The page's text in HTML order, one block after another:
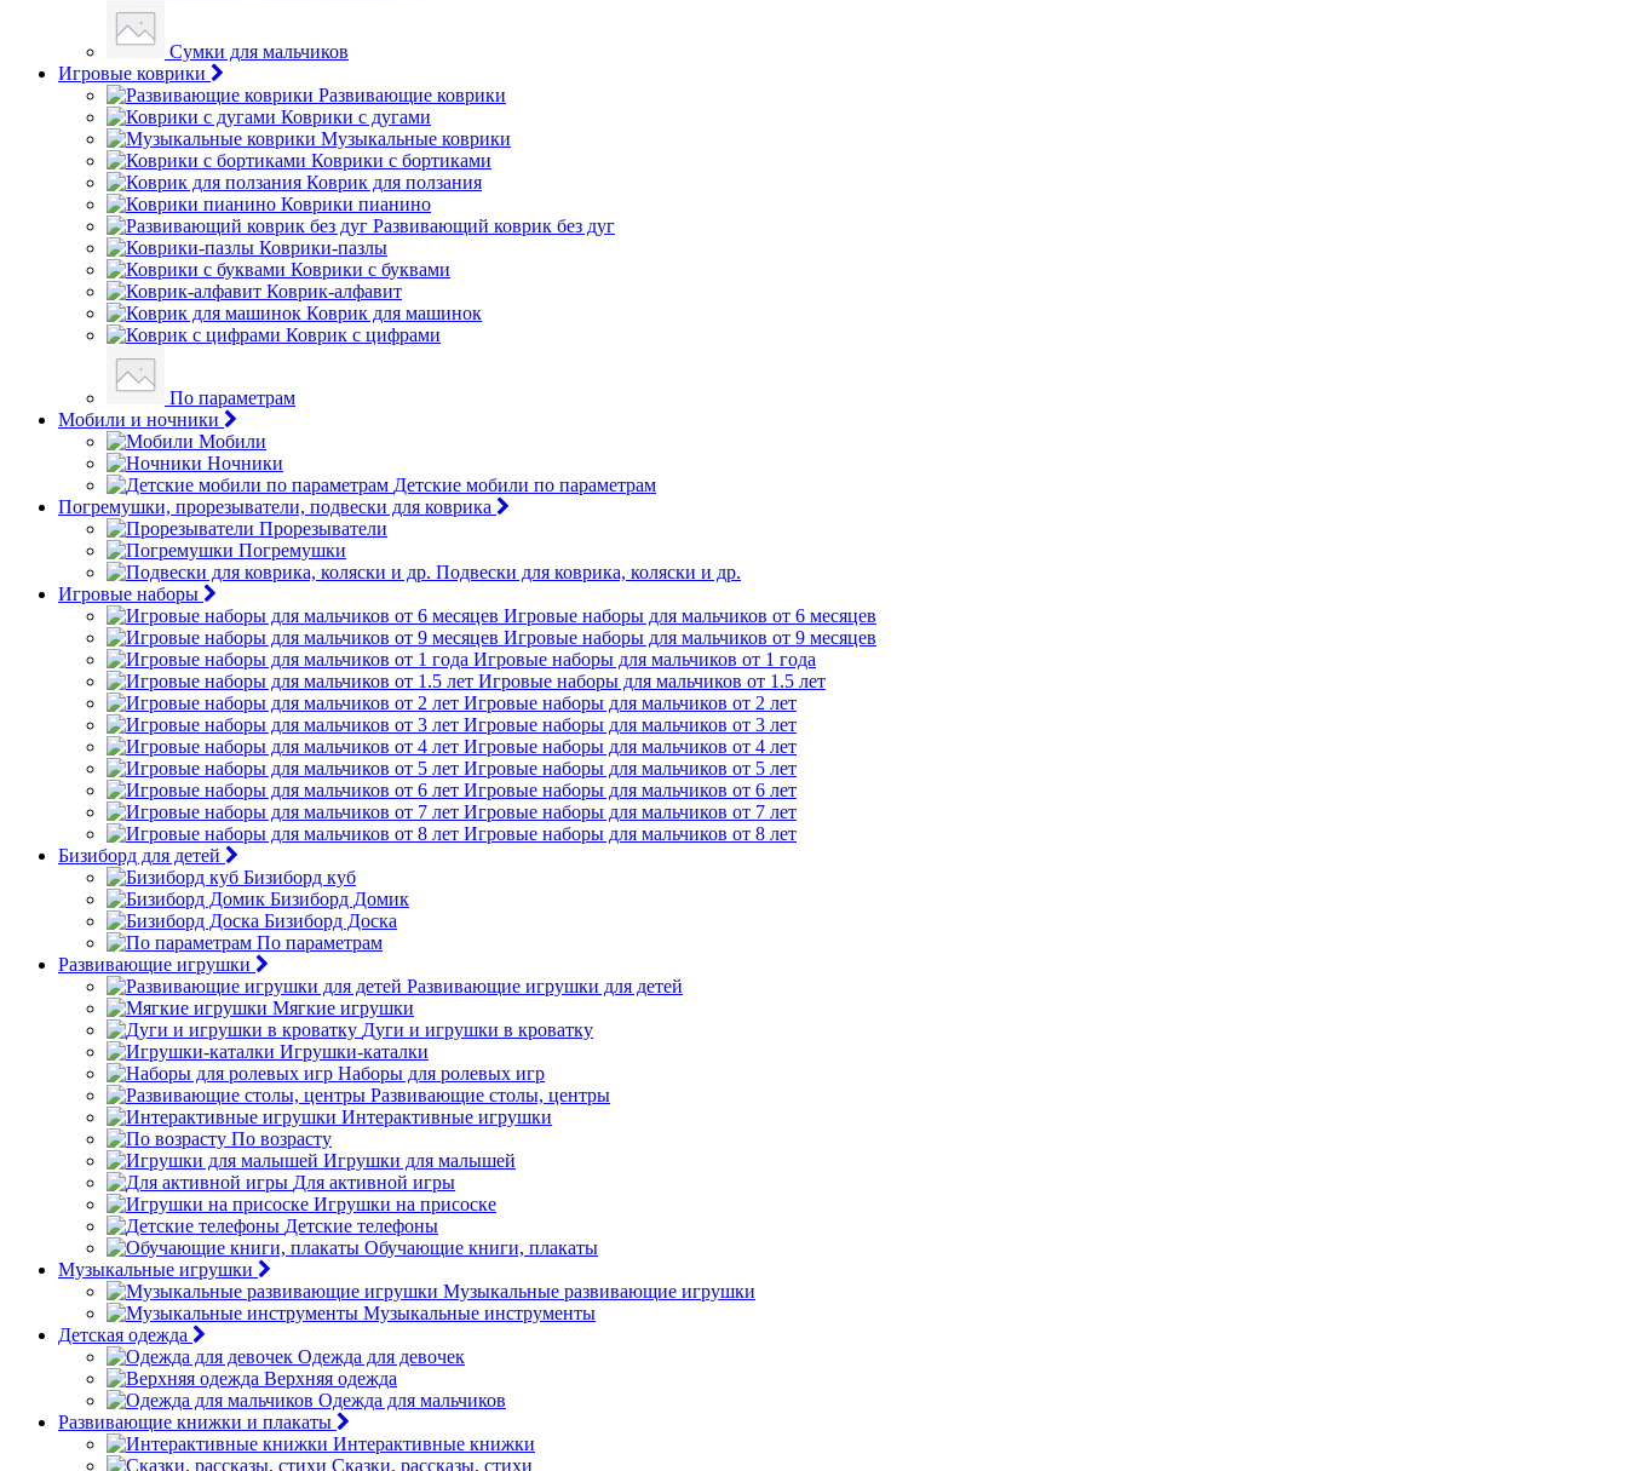
Сумки для мальчиков
Игровые коврики
Развивающие коврики
Коврики с дугами
Музыкальные коврики
Коврики с бортиками
Коврик для ползания
Коврики пианино
Развивающий коврик без дуг
Коврики-пазлы
Коврики с буквами
Коврик-алфавит
Коврик для машинок
Коврик с цифрами
По параметрам
Мобили и ночники
Мобили
Ночники
Детские мобили по параметрам
Погремушки, прорезыватели, подвески для коврика
Прорезыватели
Погремушки
Подвески для коврика, коляски и др.
Игровые наборы
Игровые наборы для мальчиков от 6 месяцев
Игровые наборы для мальчиков от 9 месяцев
Игровые наборы для мальчиков от 1 года
Игровые наборы для мальчиков от 1.5 лет
Игровые наборы для мальчиков от 2 лет
Игровые наборы для мальчиков от 3 лет
Игровые наборы для мальчиков от 4 лет
Игровые наборы для мальчиков от 5 лет
Игровые наборы для мальчиков от 6 лет
Игровые наборы для мальчиков от 7 лет
Игровые наборы для мальчиков от 8 лет
Бизиборд для детей
Бизиборд куб
Бизиборд Домик
Бизиборд Доска
По параметрам
Развивающие игрушки
Развивающие игрушки для детей
Мягкие игрушки
Дуги и игрушки в кроватку
Игрушки-каталки
Наборы для ролевых игр
Развивающие столы, центры
Интерактивные игрушки
По возрасту
Игрушки для малышей
Для активной игры
Игрушки на присоске
Детские телефоны
Обучающие книги, плакаты
Музыкальные игрушки
Музыкальные развивающие игрушки
Музыкальные инструменты
Детская одежда
Одежда для девочек
Верхняя одежда
Одежда для мальчиков
Развивающие книжки и плакаты
Интерактивные книжки
Сказки, рассказы, стихи